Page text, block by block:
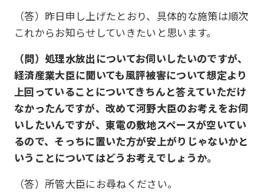
（答）昨日申し上げたとおり、具体的な施策は順次
これからお知らせしていきたいと思います。
（問）処理水放出についてお伺いしたいのですが、
経済産業大臣に聞いても風評被害について想定より
上回っていることについてきちんと答えていただけ
なかったんですが、改めて河野大臣のお考えをお伺
いしたいんですが、東電の敷地スペースが空いてい
るので、そっちに置いた方が安上がりじゃないかと
いうことについてはどうお考えでしょうか。
（答）所管大臣にお尋ねください。